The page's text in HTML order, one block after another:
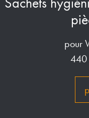
pour
440